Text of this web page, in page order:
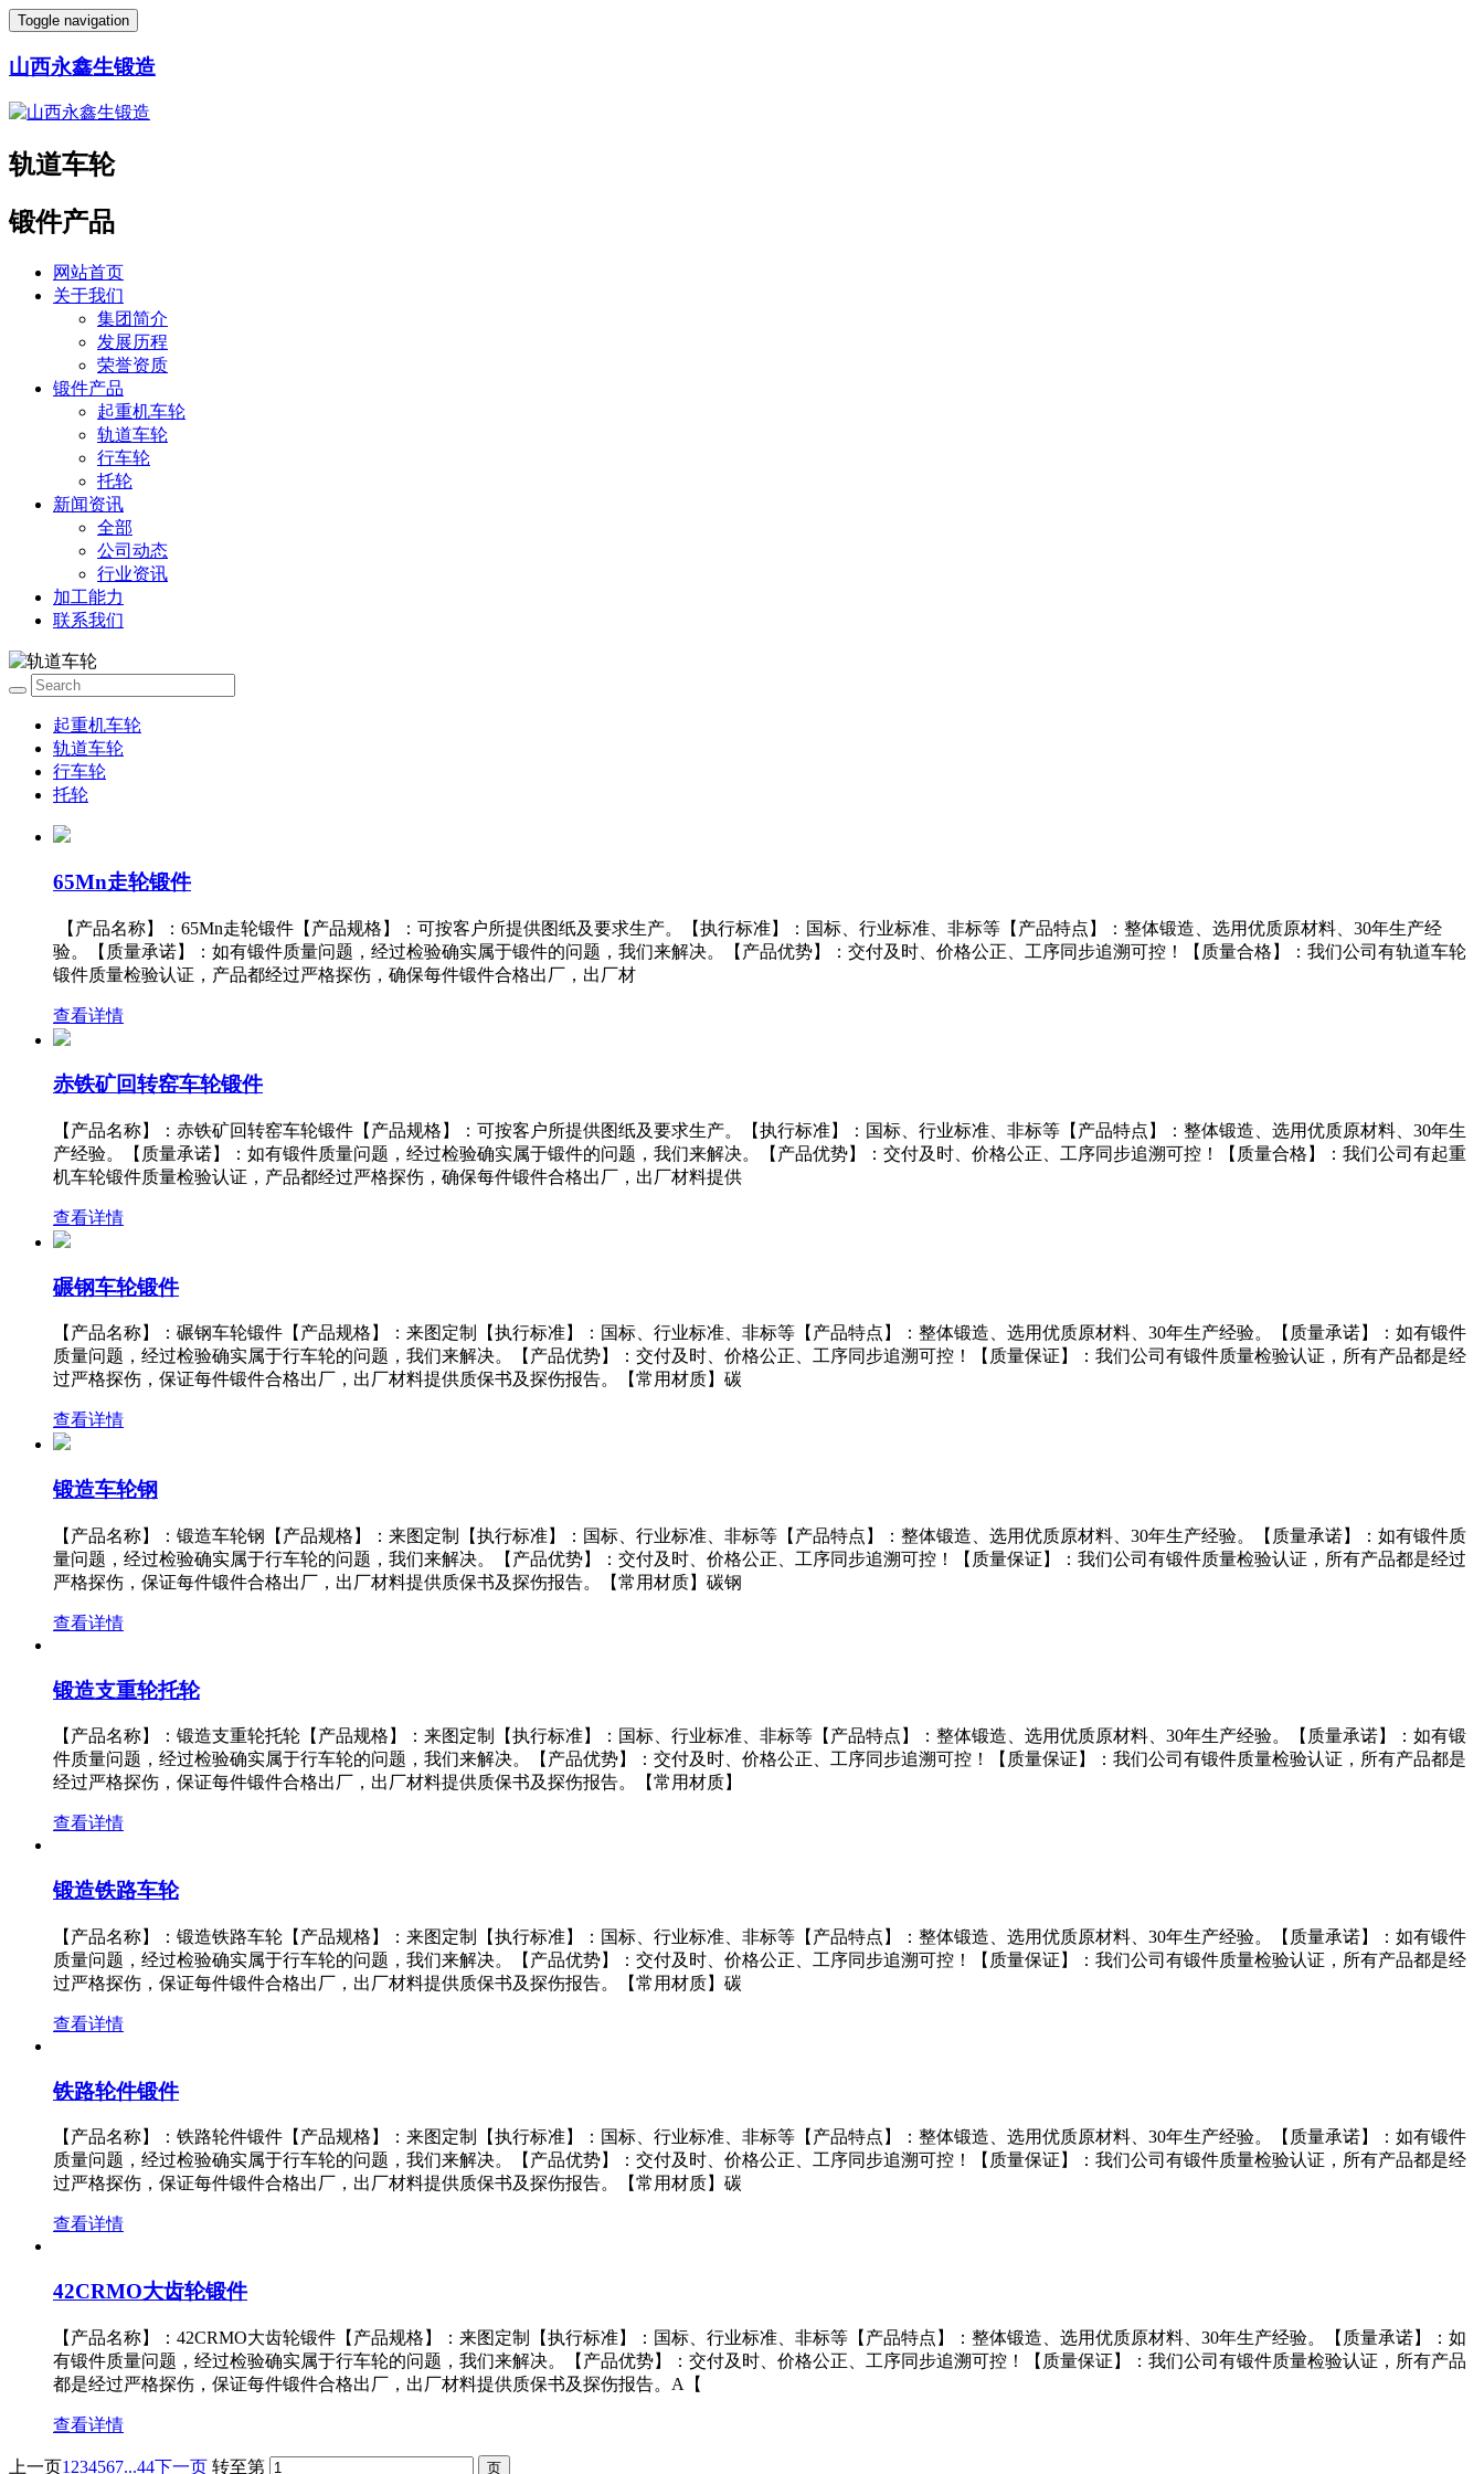
Toggle navigation
山西永鑫生锻造
轨道车轮
锻件产品
网站首页
关于我们
集团简介
发展历程
荣誉资质
锻件产品
起重机车轮
轨道车轮
行车轮
托轮
新闻资讯
全部
公司动态
行业资讯
加工能力
联系我们
起重机车轮
轨道车轮
行车轮
托轮
65Mn走轮锻件
【产品名称】：65Mn走轮锻件【产品规格】：可按客户所提供图纸及要求生产。【执行标准】：国标、行业标准、非标等【产品特点】：整体锻造、选用优质原材料、30年生产经
验。【质量承诺】：如有锻件质量问题，经过检验确实属于锻件的问题，我们来解决。【产品优势】：交付及时、价格公正、工序同步追溯可控！【质量合格】：我们公司有轨道车轮
锻件质量检验认证，产品都经过严格探伤，确保每件锻件合格出厂，出厂材
查看详情
赤铁矿回转窑车轮锻件
【产品名称】：赤铁矿回转窑车轮锻件【产品规格】：可按客户所提供图纸及要求生产。【执行标准】：国标、行业标准、非标等【产品特点】：整体锻造、选用优质原材料、30年生
产经验。【质量承诺】：如有锻件质量问题，经过检验确实属于锻件的问题，我们来解决。【产品优势】：交付及时、价格公正、工序同步追溯可控！【质量合格】：我们公司有起重
机车轮锻件质量检验认证，产品都经过严格探伤，确保每件锻件合格出厂，出厂材料提供
查看详情
碾钢车轮锻件
【产品名称】：碾钢车轮锻件【产品规格】：来图定制【执行标准】：国标、行业标准、非标等【产品特点】：整体锻造、选用优质原材料、30年生产经验。【质量承诺】：如有锻件
质量问题，经过检验确实属于行车轮的问题，我们来解决。【产品优势】：交付及时、价格公正、工序同步追溯可控！【质量保证】：我们公司有锻件质量检验认证，所有产品都是经
过严格探伤，保证每件锻件合格出厂，出厂材料提供质保书及探伤报告。【常用材质】碳
查看详情
锻造车轮钢
【产品名称】：锻造车轮钢【产品规格】：来图定制【执行标准】：国标、行业标准、非标等【产品特点】：整体锻造、选用优质原材料、30年生产经验。【质量承诺】：如有锻件质
量问题，经过检验确实属于行车轮的问题，我们来解决。【产品优势】：交付及时、价格公正、工序同步追溯可控！【质量保证】：我们公司有锻件质量检验认证，所有产品都是经过
严格探伤，保证每件锻件合格出厂，出厂材料提供质保书及探伤报告。【常用材质】碳钢
查看详情
锻造支重轮托轮
【产品名称】：锻造支重轮托轮【产品规格】：来图定制【执行标准】：国标、行业标准、非标等【产品特点】：整体锻造、选用优质原材料、30年生产经验。【质量承诺】：如有锻
件质量问题，经过检验确实属于行车轮的问题，我们来解决。【产品优势】：交付及时、价格公正、工序同步追溯可控！【质量保证】：我们公司有锻件质量检验认证，所有产品都是
经过严格探伤，保证每件锻件合格出厂，出厂材料提供质保书及探伤报告。【常用材质】
查看详情
锻造铁路车轮
【产品名称】：锻造铁路车轮【产品规格】：来图定制【执行标准】：国标、行业标准、非标等【产品特点】：整体锻造、选用优质原材料、30年生产经验。【质量承诺】：如有锻件
质量问题，经过检验确实属于行车轮的问题，我们来解决。【产品优势】：交付及时、价格公正、工序同步追溯可控！【质量保证】：我们公司有锻件质量检验认证，所有产品都是经
过严格探伤，保证每件锻件合格出厂，出厂材料提供质保书及探伤报告。【常用材质】碳
查看详情
铁路轮件锻件
【产品名称】：铁路轮件锻件【产品规格】：来图定制【执行标准】：国标、行业标准、非标等【产品特点】：整体锻造、选用优质原材料、30年生产经验。【质量承诺】：如有锻件
质量问题，经过检验确实属于行车轮的问题，我们来解决。【产品优势】：交付及时、价格公正、工序同步追溯可控！【质量保证】：我们公司有锻件质量检验认证，所有产品都是经
过严格探伤，保证每件锻件合格出厂，出厂材料提供质保书及探伤报告。【常用材质】碳
查看详情
42CRMO大齿轮锻件
【产品名称】：42CRMO大齿轮锻件【产品规格】：来图定制【执行标准】：国标、行业标准、非标等【产品特点】：整体锻造、选用优质原材料、30年生产经验。【质量承诺】：如
有锻件质量问题，经过检验确实属于行车轮的问题，我们来解决。【产品优势】：交付及时、价格公正、工序同步追溯可控！【质量保证】：我们公司有锻件质量检验认证，所有产品
都是经过严格探伤，保证每件锻件合格出厂，出厂材料提供质保书及探伤报告。A【
查看详情
上一页1 234567...44下一页 转至第